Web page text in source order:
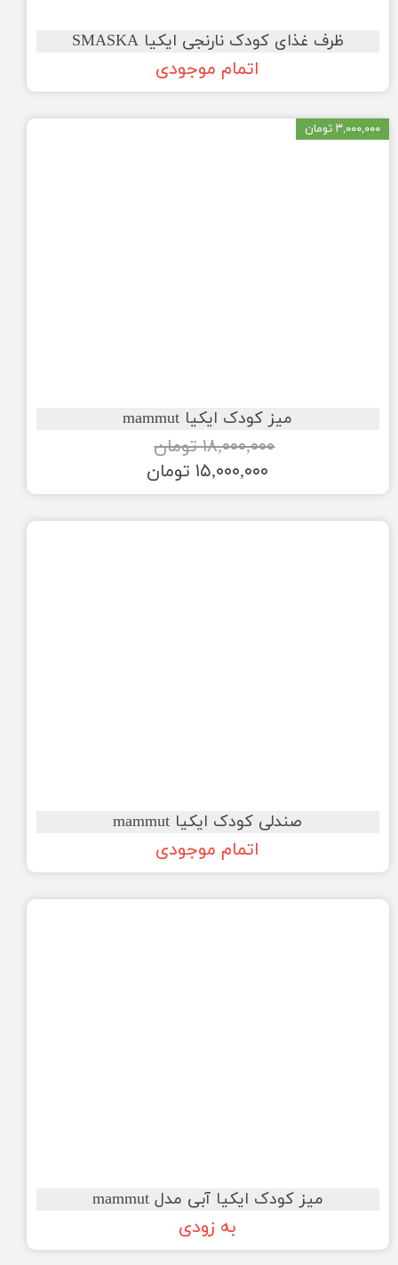
ظرف غذای کودک نارنجی ایکیا SMASKA
اتمام موجودی
میز کودک ایکیا mammut
۱۸,۰۰۰,۰۰۰ تومان
۱۵,۰۰۰,۰۰۰ تومان
۳,۰۰۰,۰۰۰ تومان
صندلی کودک ایکیا mammut
اتمام موجودی
میز کودک ایکیا آبی مدل mammut
به زودی